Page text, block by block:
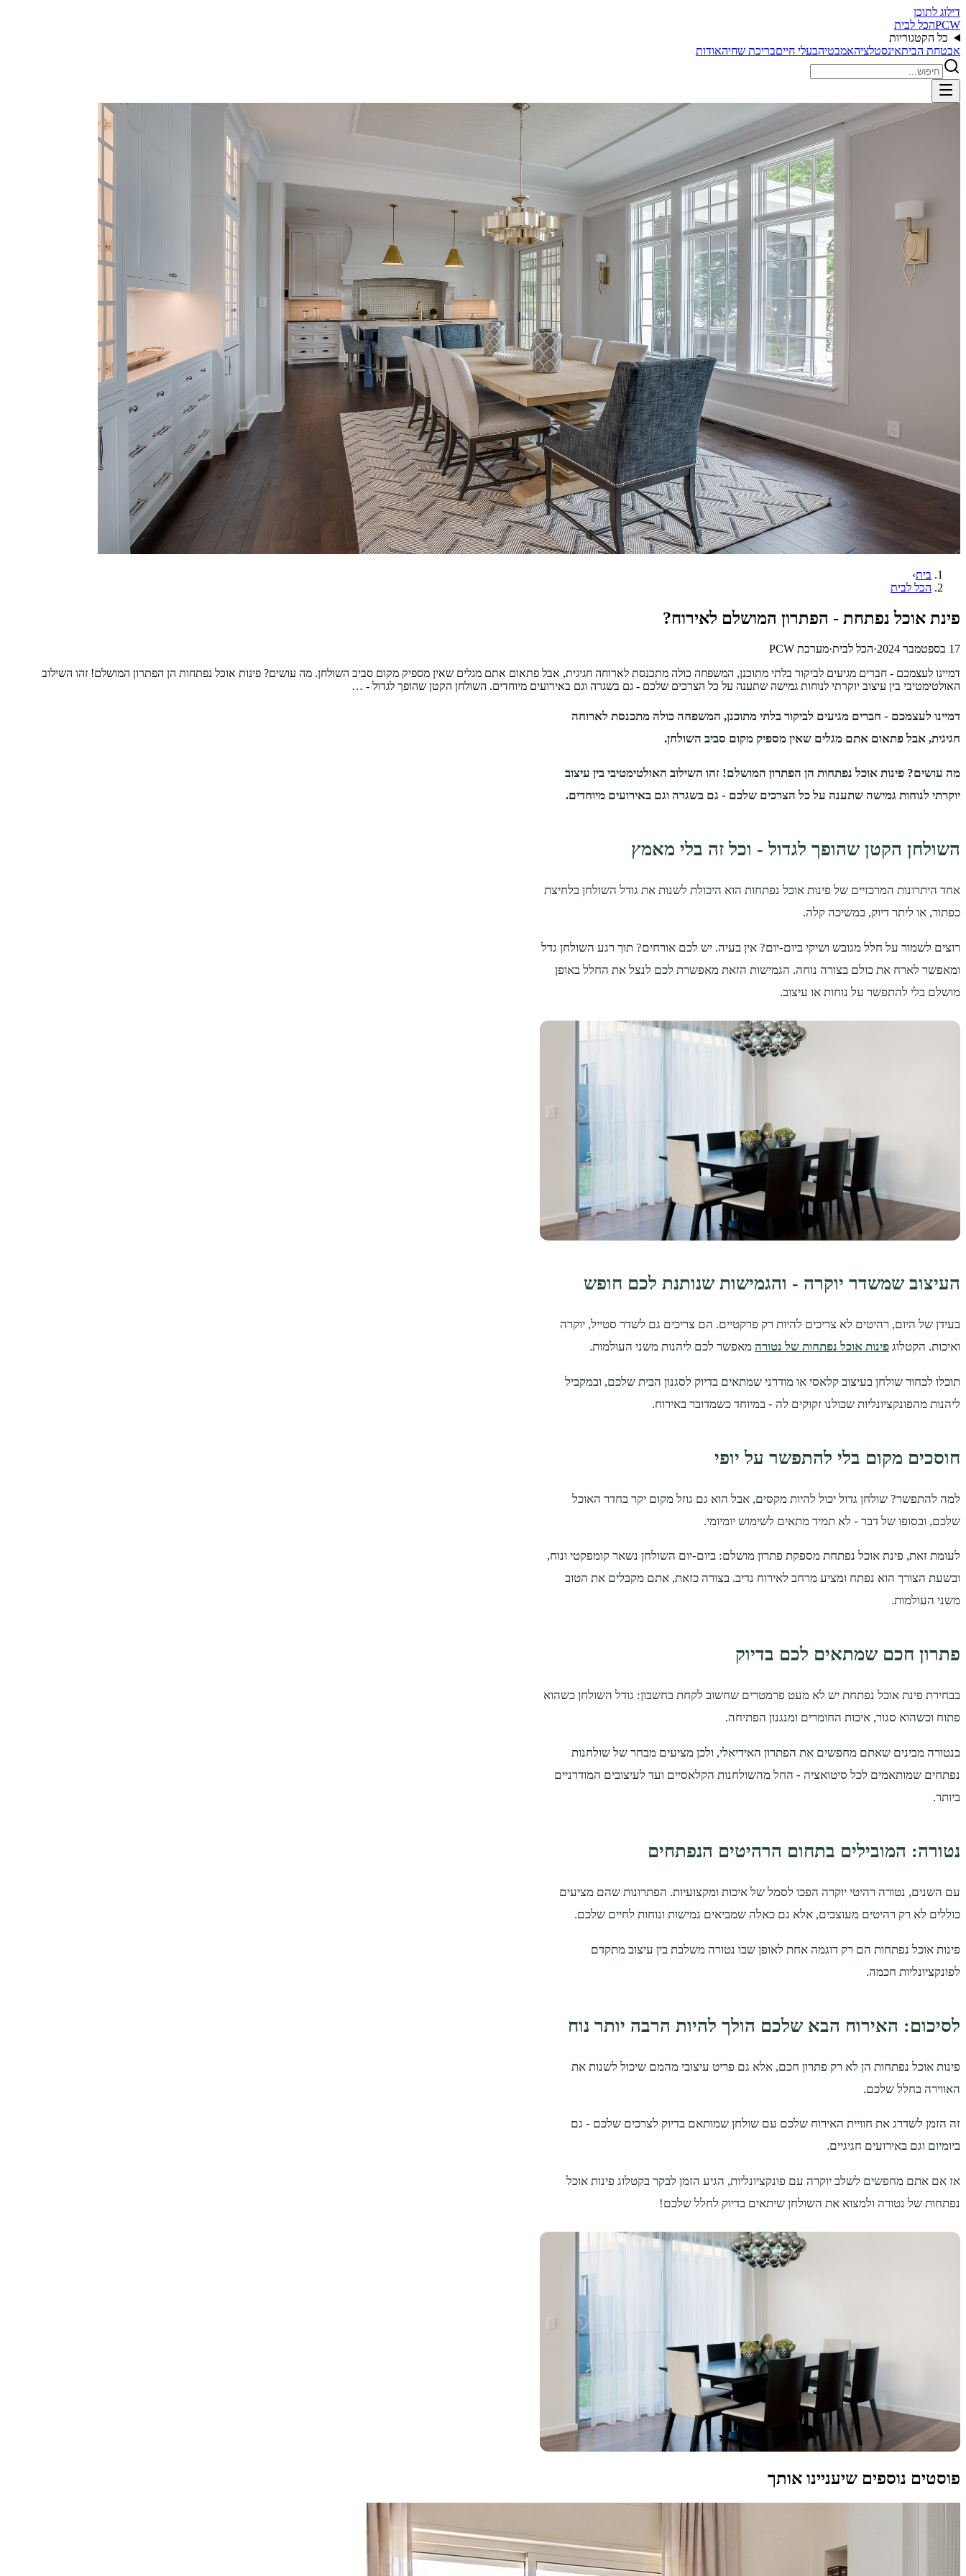
דילוג לתוכן
PCWהכל לבית
כל הקטגוריות
אבטחת הביתאינסטלציהאמבטיהבעלי חייםבריכת שחיהאודות
בית›
הכל לבית
פינת אוכל נפתחת - הפתרון המושלם לאירוח?
17 בספטמבר 2024 ·הכל לבית·מערכת PCW
דמיינו לעצמכם - חברים מגיעים לביקור בלתי מתוכנן, המשפחה כולה מתכנסת לארוחה חגיגית, אבל פתאום אתם מגלים שאין מספיק מקום סביב השולחן. מה עושים? פינות אוכל נפתחות הן הפתרון המושלם! זהו השילוב
האולטימטיבי בין עיצוב יוקרתי לנוחות גמישה שתענה על כל הצרכים שלכם - גם בשגרה וגם באירועים מיוחדים. השולחן הקטן שהופך לגדול - …
דמיינו לעצמכם - חברים מגיעים לביקור בלתי מתוכנן, המשפחה כולה מתכנסת לארוחה
חגיגית, אבל פתאום אתם מגלים שאין מספיק מקום סביב השולחן.
מה עושים? פינות אוכל נפתחות הן הפתרון המושלם! זהו השילוב האולטימטיבי בין עיצוב
יוקרתי לנוחות גמישה שתענה על כל הצרכים שלכם - גם בשגרה וגם באירועים מיוחדים.
השולחן הקטן שהופך לגדול - וכל זה בלי מאמץ
אחד היתרונות המרכזיים של פינות אוכל נפתחות הוא היכולת לשנות את גודל השולחן בלחיצת
כפתור, או ליתר דיוק, במשיכה קלה.
רוצים לשמור על חלל מגובש ושיקי ביום-יום? אין בעיה. יש לכם אורחים? תוך רגע השולחן גדל
ומאפשר לארח את כולם בצורה נוחה. הגמישות הזאת מאפשרת לכם לנצל את החלל באופן
מושלם בלי להתפשר על נוחות או עיצוב.
העיצוב שמשדר יוקרה - והגמישות שנותנת לכם חופש
בעידן של היום, רהיטים לא צריכים להיות רק פרקטיים. הם צריכים גם לשדר סטייל, יוקרה
ואיכות. הקטלוג פינות אוכל נפתחות של נטורה מאפשר לכם ליהנות משני העולמות.
תוכלו לבחור שולחן בעיצוב קלאסי או מודרני שמתאים בדיוק לסגנון הבית שלכם, ובמקביל
ליהנות מהפונקציונליות שכולנו זקוקים לה - במיוחד כשמדובר באירוח.
חוסכים מקום בלי להתפשר על יופי
למה להתפשר? שולחן גדול יכול להיות מקסים, אבל הוא גם גוזל מקום יקר בחדר האוכל
שלכם, ובסופו של דבר - לא תמיד מתאים לשימוש יומיומי.
לעומת זאת, פינת אוכל נפתחת מספקת פתרון מושלם: ביום-יום השולחן נשאר קומפקטי ונוח,
ובשעת הצורך הוא נפתח ומציע מרחב לאירוח נדיב. בצורה כזאת, אתם מקבלים את הטוב
משני העולמות.
פתרון חכם שמתאים לכם בדיוק
בבחירת פינת אוכל נפתחת יש לא מעט פרמטרים שחשוב לקחת בחשבון: גודל השולחן כשהוא
פתוח וכשהוא סגור, איכות החומרים ומנגנון הפתיחה.
בנטורה מבינים שאתם מחפשים את הפתרון האידיאלי, ולכן מציעים מבחר של שולחנות
נפתחים שמותאמים לכל סיטואציה - החל מהשולחנות הקלאסיים ועד לעיצובים המודרניים
ביותר.
נטורה: המובילים בתחום הרהיטים הנפתחים
עם השנים, נטורה רהיטי יוקרה הפכו לסמל של איכות ומקצועיות. הפתרונות שהם מציעים
כוללים לא רק רהיטים מעוצבים, אלא גם כאלה שמביאים גמישות ונוחות לחיים שלכם.
פינות אוכל נפתחות הם רק דוגמה אחת לאופן שבו נטורה משלבת בין עיצוב מתקדם
לפונקציונליות חכמה.
לסיכום: האירוח הבא שלכם הולך להיות הרבה יותר נוח
פינות אוכל נפתחות הן לא רק פתרון חכם, אלא גם פריט עיצובי מהמם שיכול לשנות את
האווירה בחלל שלכם.
זה הזמן לשדרג את חוויית האירוח שלכם עם שולחן שמותאם בדיוק לצרכים שלכם - גם
ביומיום וגם באירועים חגיגיים.
אז אם אתם מחפשים לשלב יוקרה עם פונקציונליות, הגיע הזמן לבקר בקטלוג פינות אוכל
נפתחות של נטורה ולמצוא את השולחן שיתאים בדיוק לחלל שלכם!
פוסטים נוספים שיעניינו אותך